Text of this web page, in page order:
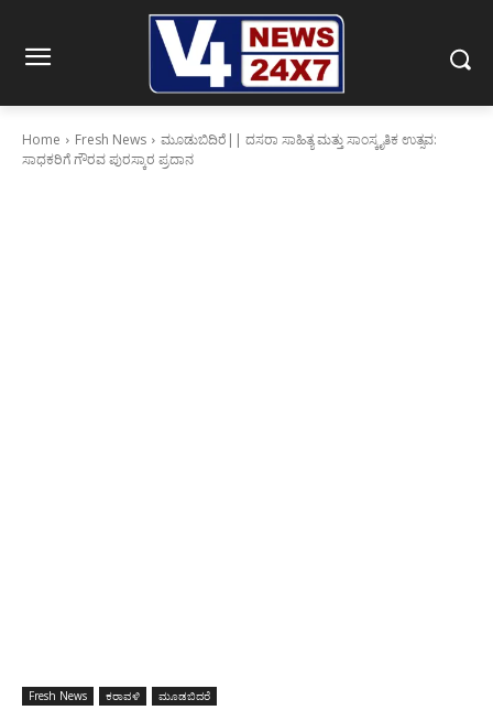
Home Fresh News
ಮೂಡುಬಿದಿರೆ|| ದಸರಾ ಸಾಹಿತ್ಯ ಮತ್ತು ಸಾಂಸ್ಕೃತಿಕ ಉತ್ಸವ:
ಸಾಧಕರಿಗೆ ಗೌರವ ಪುರಸ್ಕಾರ ಪ್ರದಾನ
Fresh News ಕರಾವಳಿ ಮೂಡಬಿದರೆ